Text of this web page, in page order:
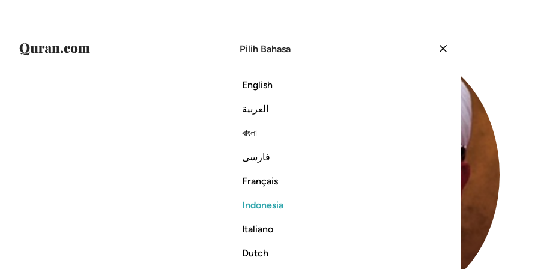
Pilih Bahasa
English
العربية
বাংলা
فارسی
Français
Indonesia
Italiano
Dutch